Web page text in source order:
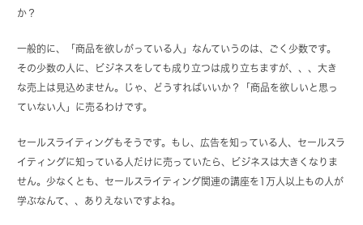
か？
一般的に、「商品を欲しがっている人」なんていうのは、ごく少数です。
その少数の人に、ビジネスをしても成り立つは成り立ちますが、、、大き
な売上は見込めません。じゃ、どうすればいいか？「商品を欲しいと思っ
ていない人」に売るわけです。
セールスライティングもそうです。もし、広告を知っている人、セールスラ
イティングに知っている人だけに売っていたら、ビジネスは大きくなりま
せん。少なくとも、セールスライティング関連の講座を1万人以上もの人が
学ぶなんて、、ありえないですよね。